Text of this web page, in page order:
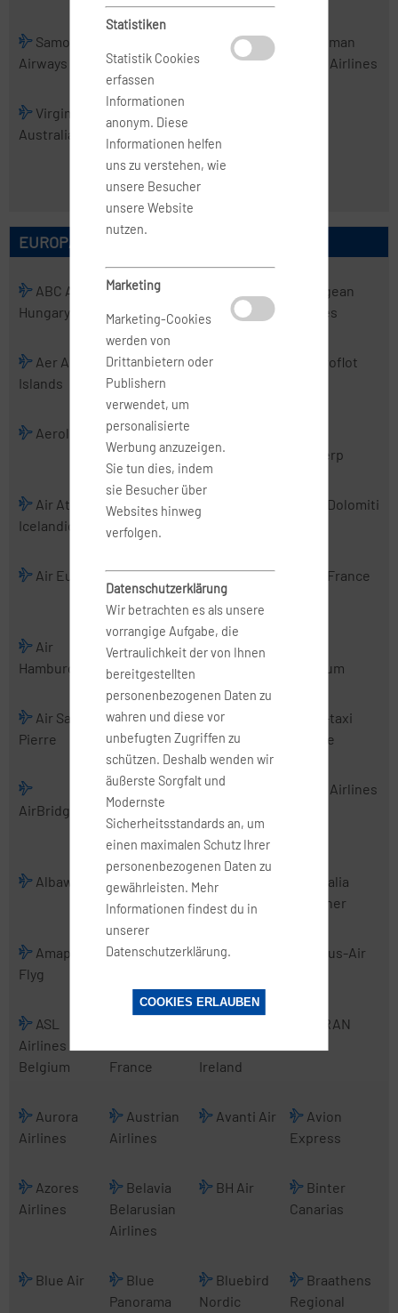
Samoa
Airways
Airlines
Solomon
Airlines
Tasman
Cargo Airlines
Virgin
Australia
Australia
EUROPÄISCHE AIRLINES
ABC Air
Hungary
Abelag
Aviation
Airlines
Aegean
Airlines
Aer Arann
Islands
Aer Lingus Aeroflot
Aerologic Air Albania
Antwerp
Air Atlanta
Icelandic
Air Baltic Air Dolomiti
Air Europa
Air Europa
Express
Air France
Air France
Air
Hamburg
Air Malta
Air
Nostrum
Air Saint-
Pierre
Air Serbia Air Urga
Air-taxi
europe
AirBridgeCargo
Airbus
Transport
International
AirExplore AIS Airlines
Albawings Alidaunia Alitalia
Alitalia
CityLiner
Amapola
Flyg
Anadolujet
Angara
Arcus-Air
ASL
Airlines
Belgium
France
Ireland
ATRAN
Aurora
Airlines
Austrian
Airlines
Avanti Air
Avion
Express
Azores
Airlines
Belavia
Belarusian
Airlines
BH Air
Binter
Canarias
Blue Air
Blue
Panorama
Bluebird
Nordic
Braathens
Regional
Statistiken
Statistik Cookies
erfassen
Informationen
anonym. Diese
Informationen helfen
uns zu verstehen, wie
unsere Besucher
unsere Website
nutzen.
Marketing
Marketing-Cookies
werden von
Drittanbietern oder
Publishern
verwendet, um
personalisierte
Werbung anzuzeigen.
Sie tun dies, indem
sie Besucher über
Websites hinweg
verfolgen.
Datenschutzerklärung
Wir betrachten es als unsere
vorrangige Aufgabe, die
Vertraulichkeit der von Ihnen
bereitgestellten
personenbezogenen Daten zu
wahren und diese vor
unbefugten Zugriffen zu
schützen. Deshalb wenden wir
äußerste Sorgfalt und
Modernste
Sicherheitsstandards an, um
einen maximalen Schutz Ihrer
personenbezogenen Daten zu
gewährleisten. Mehr
Informationen findest du in
unserer
Datenschutzerklärung.
COOKIES ERLAUBEN